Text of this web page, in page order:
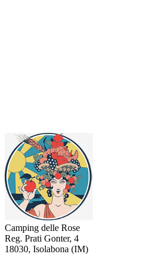
Camping delle Rose
Reg. Prati Gonter, 4
18030, Isolabona (IM)